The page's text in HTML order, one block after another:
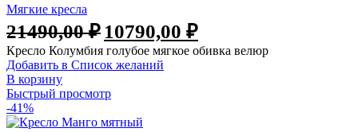
Мягкие кресла
21490,00₽ 10790,00 ₽
Кресло Колумбия голубое мягкое обивка велюр
Добавить в Список желаний
В корзину
Быстрый просмотр
-41%